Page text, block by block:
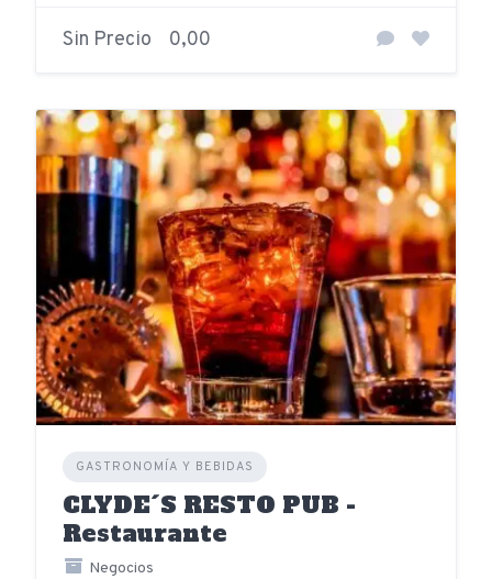
Sin Precio 0,00
GASTRONOMÍA Y BEBIDAS
CLYDE´S RESTO PUB -
Restaurante
Negocios